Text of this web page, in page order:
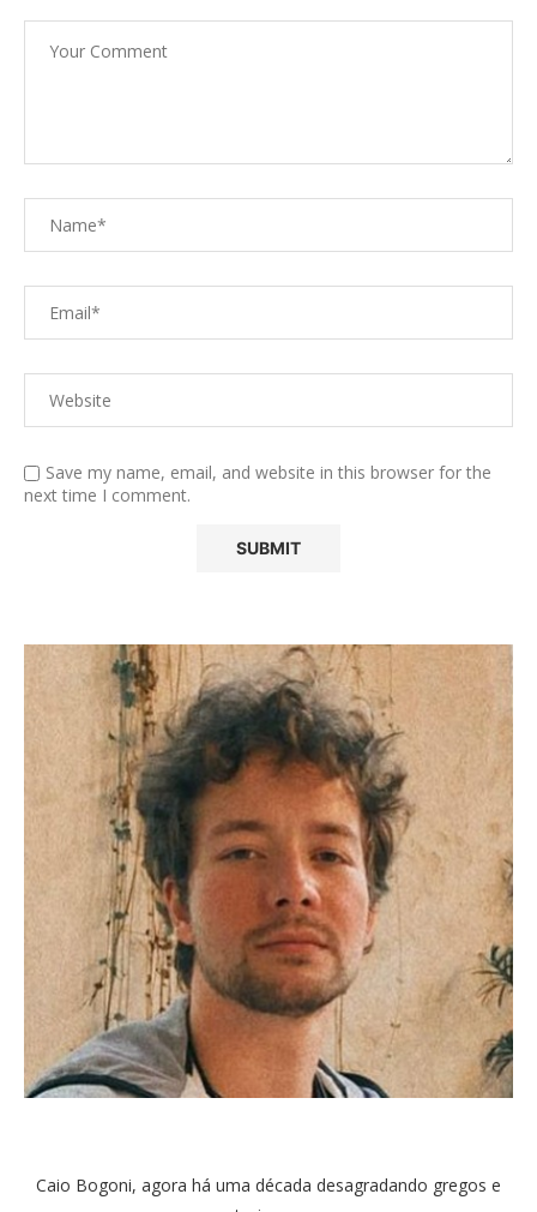
Save my name, email, and website in this browser for the
next time I comment.
Caio Bogoni, agora há uma década desagradando gregos e